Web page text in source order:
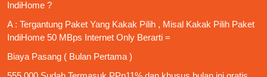
IndiHome ?
A : Tergantung Paket Yang Kakak Pilih , Misal Kakak Pilih Paket
IndiHome 50 MBps Internet Only Berarti =
Biaya Pasang ( Bulan Pertama )